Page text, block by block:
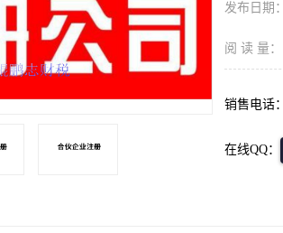
发布日期：
阅 读 量：
销售电话：
在线QQ：